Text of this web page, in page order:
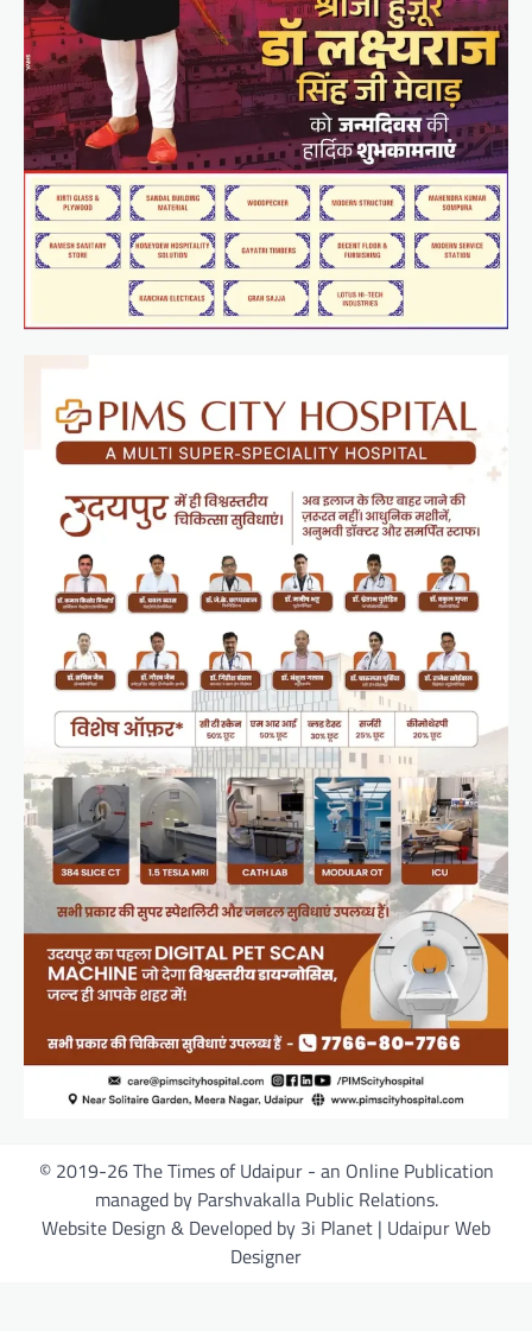
© 2019-26 The Times of Udaipur - an Online Publication
managed by Parshvakalla Public Relations.
Website Design & Developed by 3i Planet | Udaipur Web
Designer